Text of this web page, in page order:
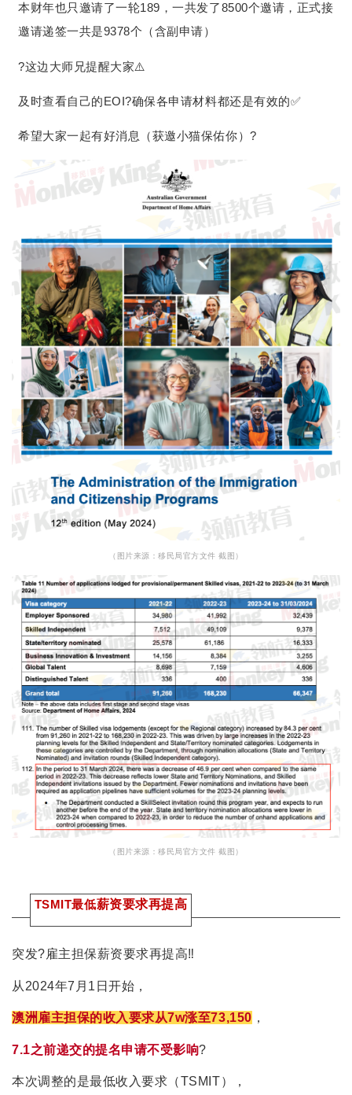
本财年也只邀请了一轮189，一共发了8500个邀请，正式接
邀请递签一共是9378个（含副申请）
?这边大师兄提醒大家⚠️
及时查看自己的EOI?确保各申请材料都还是有效的✅
希望大家一起有好消息（获邀小猫保佑你）?
（图片来源：移民局官方文件 截图）
（图片来源：移民局官方文件 截图）
TSMIT最低薪资要求再提高
突发?雇主担保薪资要求再提高‼️
从2024年7月1日开始，
澳洲雇主担保的收入要求从7w涨至73,150 ，
7.1之前递交的提名申请不受影响?
本次调整的是最低收入要求（TSMIT），